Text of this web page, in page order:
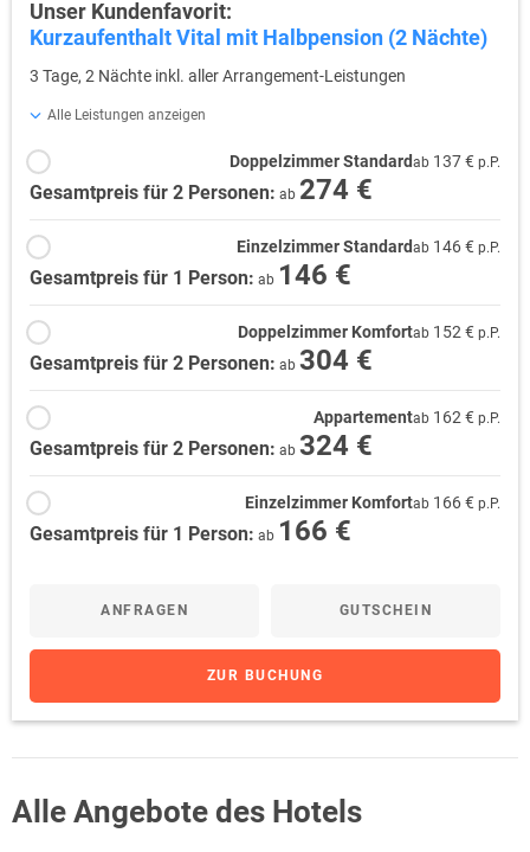
Unser Kundenfavorit:
Kurzaufenthalt Vital mit Halbpension (2 Nächte)
3 Tage, 2 Nächte inkl. aller Arrangement-Leistungen
Alle Leistungen anzeigen
Doppelzimmer Standardab 137 € p.P.
Gesamtpreis für 2 Personen: ab 274 €
Einzelzimmer Standardab 146 € p.P.
Gesamtpreis für 1 Person: ab 146 €
Doppelzimmer Komfortab 152 € p.P.
Gesamtpreis für 2 Personen: ab 304 €
Appartementab 162 € p.P.
Gesamtpreis für 2 Personen: ab 324 €
Einzelzimmer Komfortab 166 € p.P.
Gesamtpreis für 1 Person: ab 166 €
ANFRAGEN GUTSCHEIN
ZUR BUCHUNG
Alle Angebote des Hotels